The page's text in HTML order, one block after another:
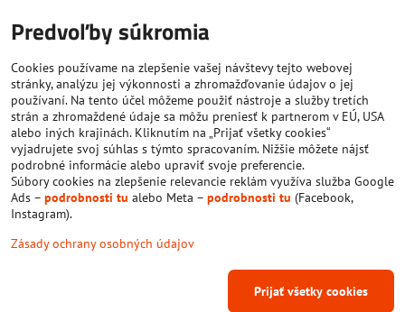
Predvoľby súkromia
Cookies používame na zlepšenie vašej návštevy tejto webovej
stránky, analýzu jej výkonnosti a zhromažďovanie údajov o jej
používaní. Na tento účel môžeme použiť nástroje a služby tretích
strán a zhromaždené údaje sa môžu preniesť k partnerom v EÚ, USA
alebo iných krajinách. Kliknutím na „Prijať všetky cookies“
vyjadrujete svoj súhlas s týmto spracovaním. Nižšie môžete nájsť
podrobné informácie alebo upraviť svoje preferencie.
Súbory cookies na zlepšenie relevancie reklám využíva služba Google
Ads – podrobnosti tu alebo Meta – podrobnosti tu (Facebook,
Instagram).
Zásady ochrany osobných údajov
Prijať všetky cookies